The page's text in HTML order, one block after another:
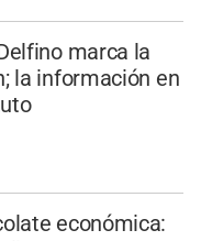
marca la
la información en
económica: